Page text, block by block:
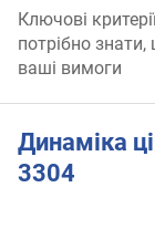
Ключові
потрібно
ваші вимоги
Динаміка
3304